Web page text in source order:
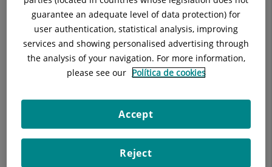
hospitals:
Hospital Universitari Sagrat Cor
C/ Viladomat, 288
08029 Barcelona
Centre Mèdic l'Eixample Sagrat Cor
guarantee an adequate level of data protection) for
user authentication, statistical analysis, improving
services and showing personalised advertising through
the analysis of your navigation. For more information,
please see our Política de cookies
Reject
Accept